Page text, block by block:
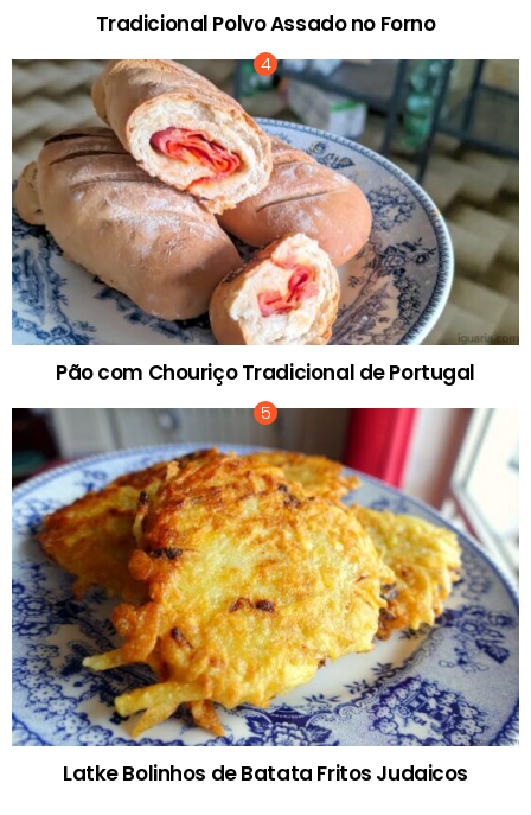
Tradicional Polvo Assado no Forno
Pão com Chouriço Tradicional de Portugal
Latke Bolinhos de Batata Fritos Judaicos